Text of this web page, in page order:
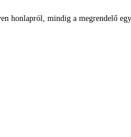
mindig a megrendelő